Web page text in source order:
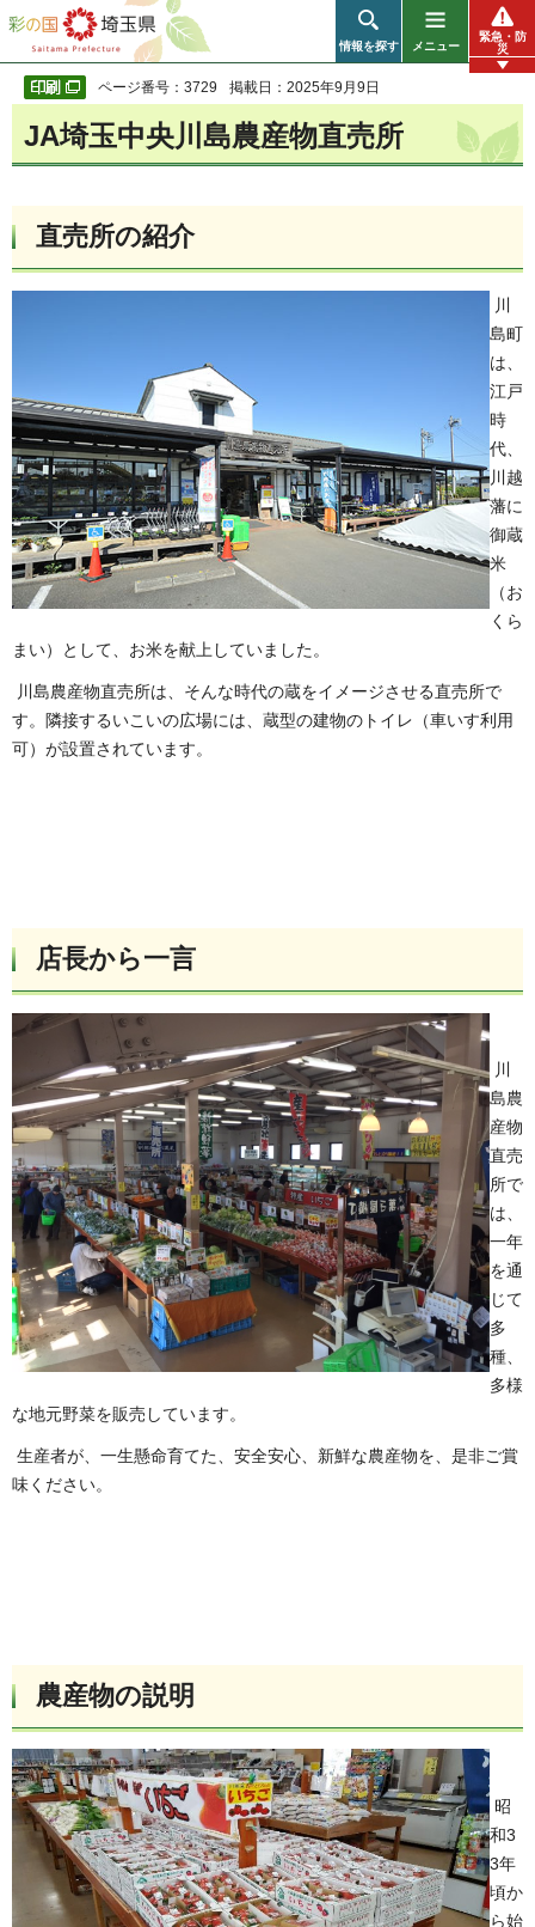
彩の国 埼玉県
情報を探す メニュー
緊急・防
災
ページ番号：3729 掲載日：2025年9月9日
JA埼玉中央川島農産物直売所
直売所の紹介
川
島町
は、
江戸
時
代、
川越
藩に
御蔵
米
（お
くら
まい）として、お米を献上していました。
川島農産物直売所は、そんな時代の蔵をイメージさせる直売所で
す。隣接するいこいの広場には、蔵型の建物のトイレ（車いす利用
可）が設置されています。
店長から一言
川
島農
産物
直売
所で
は、
一年
を通
じて
多
種、
多様
な地元野菜を販売しています。
生産者が、一生懸命育てた、安全安心、新鮮な農産物を、是非ご賞
味ください。
農産物の説明
昭
和3
3年
頃か
ら始